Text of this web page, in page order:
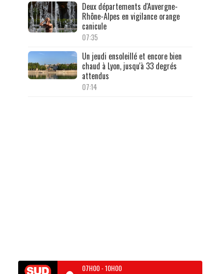
Deux départements d'Auvergne-
Rhône-Alpes en vigilance orange
canicule
07:35
Un jeudi ensoleillé et encore bien
chaud à Lyon, jusqu'à 33 degrés
attendus
07:14
07H00-10H00